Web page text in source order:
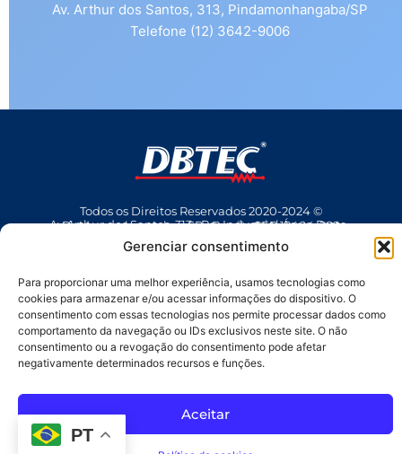
Gerenciar consentimento
Para proporcionar uma melhor experiência, usamos tecnologias como
cookies para armazenar e/ou acessar informações do dispositivo. O
consentimento com essas tecnologias nos permite processar dados como
comportamento da navegação ou IDs exclusivos neste site. O não
consentimento ou a revogação do consentimento pode afetar
negativamente determinados recursos e funções.
Aceitar
Av. Arthur dos Santos, 313, Pindamonhangaba/SP
Telefone (12) 3642-9006
Todos os Direitos Reservados 2020-2024 ©
Av Arthur dos Santos, 313 • Pq. Industrial Água Preta • Pindamonhangaba • SP • Brasil • CEP 12404-289
(12) 3642 9006
• dbtec@dbtec.com.br
PT